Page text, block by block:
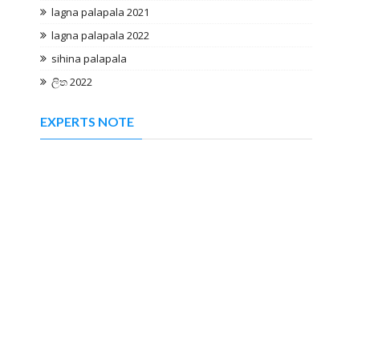
lagna palapala 2021
lagna palapala 2022
sihina palapala
ලිත 2022
EXPERTS NOTE